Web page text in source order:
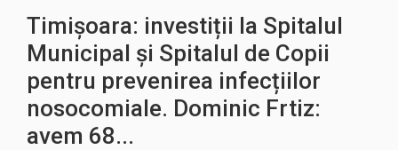
Timișoara: investiții la Spitalul
Municipal și Spitalul de Copii
pentru prevenirea infecțiilor
nosocomiale. Dominic Frtiz:
avem 68...